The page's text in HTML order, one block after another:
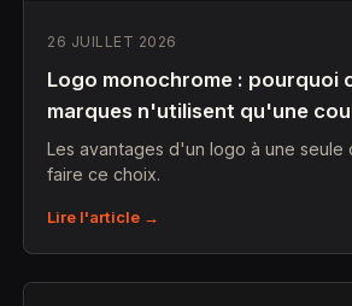
26 JUILLET 2026
Logo monochrome : pourquoi
marques n'utilisent qu'une
Les avantages d'un logo à une seule
faire ce choix.
Lire l'article →